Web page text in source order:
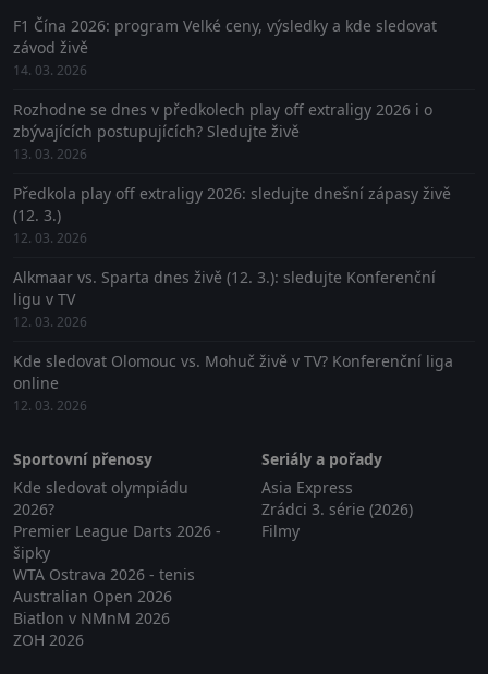
F1 Čína 2026: program Velké ceny, výsledky a kde sledovat
závod živě
14. 03. 2026
Rozhodne se dnes v předkolech play off extraligy 2026 i o
zbývajících postupujících? Sledujte živě
13. 03. 2026
Předkola play off extraligy 2026: sledujte dnešní zápasy živě
(12. 3.)
12. 03. 2026
Alkmaar vs. Sparta dnes živě (12. 3.): sledujte Konferenční
ligu v TV
12. 03. 2026
Kde sledovat Olomouc vs. Mohuč živě v TV? Konferenční liga
online
12. 03. 2026
Sportovní přenosy
Kde sledovat olympiádu
2026?
Premier League Darts 2026 -
šipky
WTA Ostrava 2026 - tenis
Australian Open 2026
Biatlon v NMnM 2026
ZOH 2026
Seriály a pořady
Asia Express
Zrádci 3. série (2026)
Filmy